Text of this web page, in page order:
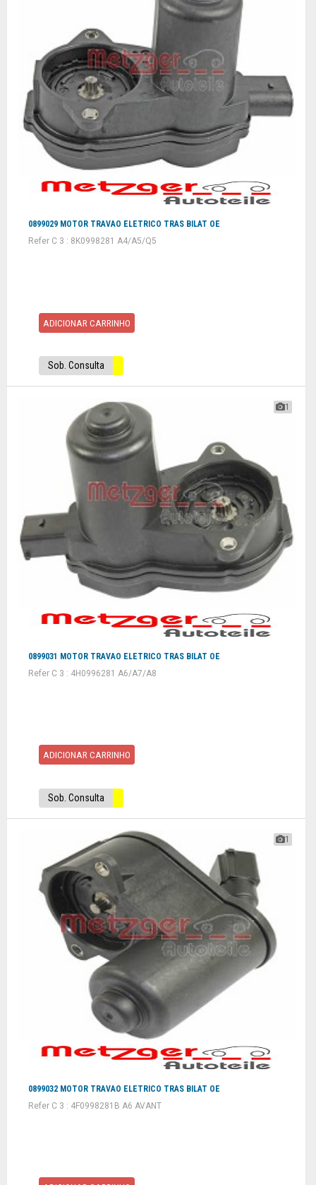
0899029 MOTOR TRAVAO ELETRICO TRAS BILAT OE
Refer C 3 : 8K0998281 A4/A5/Q5
ADICIONAR CARRINHO
Sob. Consulta
1
0899031 MOTOR TRAVAO ELETRICO TRAS BILAT OE
Refer C 3 : 4H0996281 A6/A7/A8
ADICIONAR CARRINHO
Sob. Consulta
1
0899032 MOTOR TRAVAO ELETRICO TRAS BILAT OE
Refer C 3 : 4F0998281B A6 AVANT